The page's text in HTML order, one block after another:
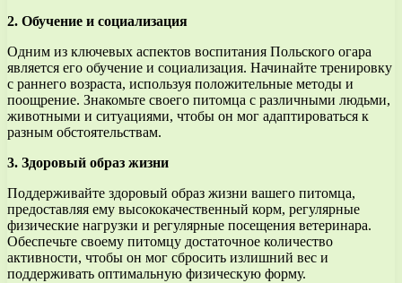
2. Обучение и социализация
Одним из ключевых аспектов воспитания Польского огара
является его обучение и социализация. Начинайте тренировку
с раннего возраста, используя положительные методы и
поощрение. Знакомьте своего питомца с различными людьми,
животными и ситуациями, чтобы он мог адаптироваться к
разным обстоятельствам.
3. Здоровый образ жизни
Поддерживайте здоровый образ жизни вашего питомца,
предоставляя ему высококачественный корм, регулярные
физические нагрузки и регулярные посещения ветеринара.
Обеспечьте своему питомцу достаточное количество
активности, чтобы он мог сбросить излишний вес и
поддерживать оптимальную физическую форму.